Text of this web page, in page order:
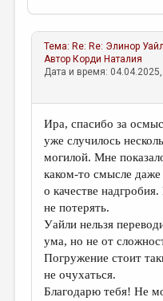
Тема: Re: Re: Элинор
Автор Корди Наталия
Дата и время:
Ира, спасибо за
уже случилось
могилой. Мне
каком-то смысле
о качестве
не потерять.
Уайли нельзя
ума, но не от
Погружение стоит
не очухаться.
Благодарю тебя! Не